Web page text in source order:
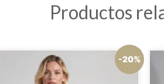
Productos
-20%